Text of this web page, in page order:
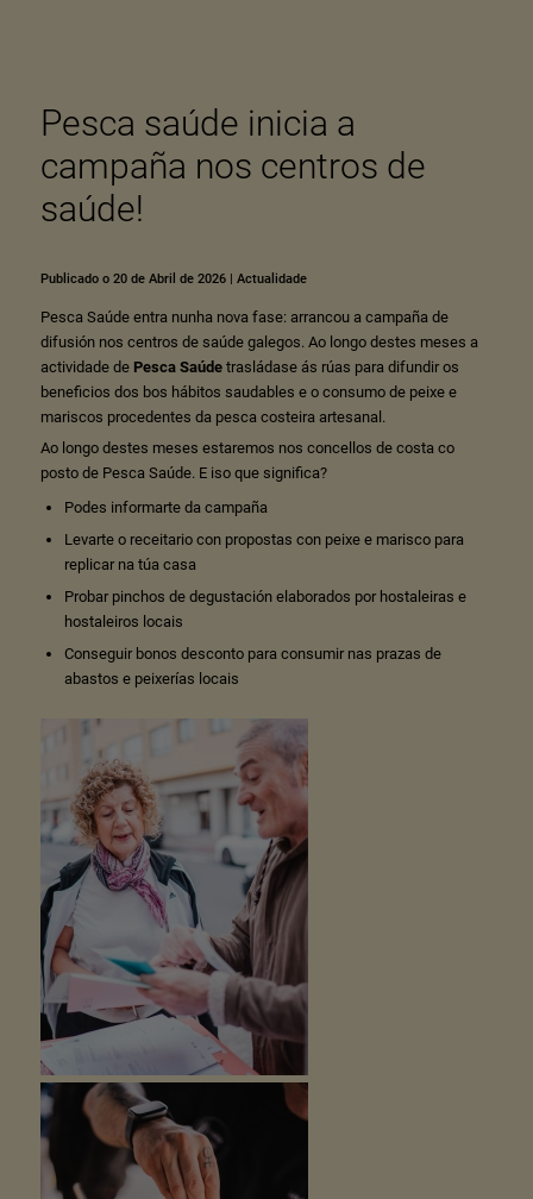
Pesca saúde inicia a
campaña nos centros de
saúde!
Publicado o 20 de Abril de 2026| Actualidade
Pesca Saúde entra nunha nova fase: arrancou a campaña de
difusión nos centros de saúde galegos. Ao longo destes meses a
actividade de Pesca Saúdetrasládase ás rúas para difundir os
beneficios dos bos hábitos saudables e o consumo de peixe e
mariscos procedentes da pesca costeira artesanal.
Ao longo destes meses estaremos nos concellos de costa co
posto de Pesca Saúde. E iso que significa?
Podes informarte da campaña
Levarte o receitario con propostas con peixe e marisco para
replicar na túa casa
Probar pinchos de degustación elaborados por hostaleiras e
hostaleiros locais
Conseguir bonos desconto para consumir nas prazas de
abastos e peixerías locais